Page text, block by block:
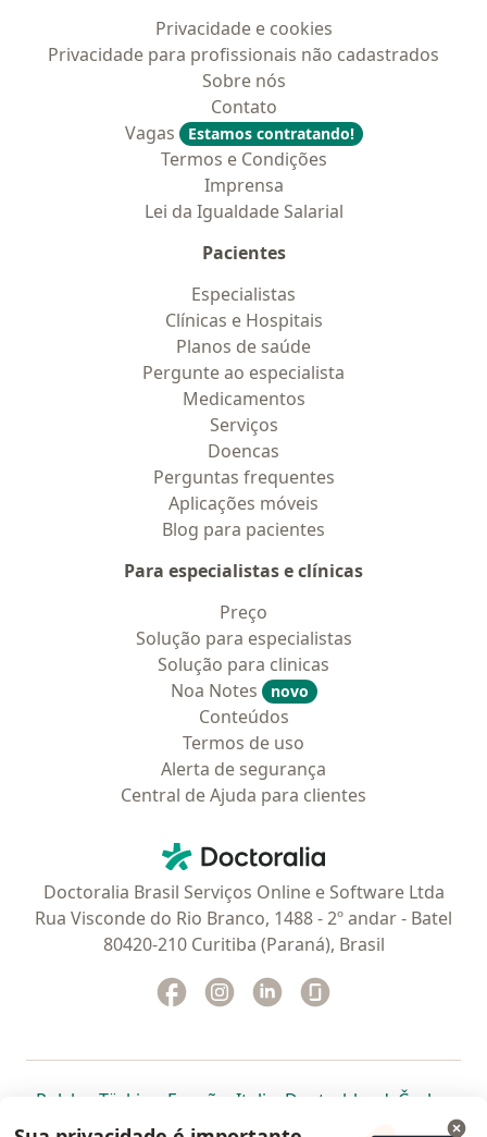
Privacidade e cookies
Privacidade para profissionais não cadastrados
Sobre nós
Contato
Vagas
Estamos contratando!
Termos e Condições
Imprensa
Lei da Igualdade Salarial
Pacientes
Especialistas
Clínicas e Hospitais
Planos de saúde
Pergunte ao especialista
Medicamentos
Serviços
Doencas
Perguntas frequentes
Aplicações móveis
Blog para pacientes
Para especialistas e clínicas
Preço
Solução para especialistas
Solução para clinicas
Noa Notes
novo
Conteúdos
Termos de uso
Alerta de segurança
Central de Ajuda para clientes
Doctoralia - Homepage
Doctoralia Brasil Serviços Online e Software Ltda
Rua Visconde do Rio Branco, 1488 - 2º andar - Batel
80420-210 Curitiba (Paraná), Brasil
Facebook
abre num novo separador
Instagram
abre num novo separador
Linkedin
abre num novo
Polska abre num novo separador
Türkiye abre num novo separador
España abre num novo separador
Italia abre num novo
Deutschlandabre num
Česko
Portugal abre num novo separador
, México abre num novo separador
, abre num novo separador
Brasil abre num novoabre num
abre